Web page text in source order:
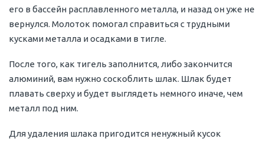
его в бассейн расплавленного металла, и назад он уже не
вернулся. Молоток помогал справиться с трудными
кусками металла и осадками в тигле.
После того, как тигель заполнится, либо закончится
алюминий, вам нужно соскоблить шлак. Шлак будет
плавать сверху и будет выглядеть немного иначе, чем
металл под ним.
Для удаления шлака пригодится ненужный кусок